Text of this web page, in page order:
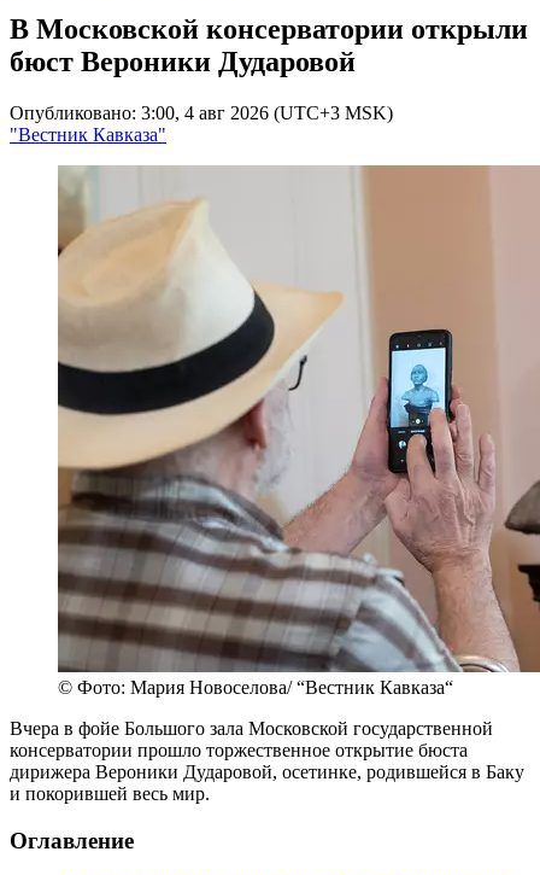
В Московской консерватории открыли
бюст Вероники Дударовой
Опубликовано: 3:00, 4 авг 2026 (UTC+3 MSK)
"Вестник Кавказа"
© Фото: Мария Новоселова/ “Вестник Кавказа“
Вчера в фойе Большого зала Московской государственной
консерватории прошло торжественное открытие бюста
дирижера Вероники Дударовой, осетинке, родившейся в Баку
и покорившей весь мир.
Оглавление